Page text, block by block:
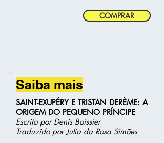
COMPRAR
Saiba mais
SAINT-EXUPÉRY E TRISTAN DERÈME: A
ORIGEM DO PEQUENO PRÍNCIPE
Escrito por Denis Boissier
Traduzido por Julia da Rosa Simões